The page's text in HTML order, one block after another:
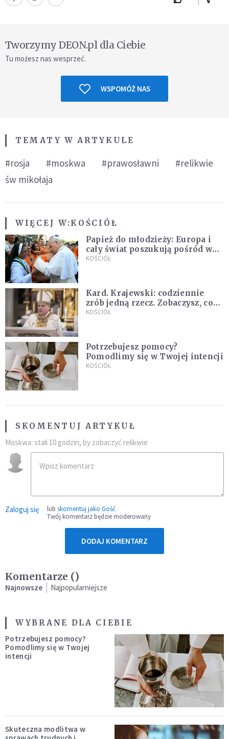
Tworzymy DEON.pl dla Ciebie
Tu możesz nas wesprzeć.
WSPOMÓŻ NAS
TEMATY W ARTYKULE
#rosja #moskwa #prawosławni
#relikwie
św mikołaja
WIĘCEJ W:KOŚCIÓŁ
Papież do młodzieży: Europa i
cały świat poszukują pośród was
nowych świętych
KOŚCIÓŁ
Kard. Krajewski: codziennie
zrób jedną rzecz. Zobaczysz, co
stanie się z twoim życiem
KOŚCIÓŁ
Potrzebujesz pomocy?
Pomodlimy się w Twojej intencji
KOŚCIÓŁ
SKOMENTUJ ARTYKUŁ
Moskwa: stali 10 godzin, by zobaczyć relikwie
Zaloguj się lub skomentuj jako Gość
Twój komentarz będzie moderowany
DODAJ KOMENTARZ
Komentarze ()
Najnowsze Najpopularniejsze
WYBRANE DLA CIEBIE
Potrzebujesz pomocy?
Pomodlimy się w Twojej
intencji
Skuteczna modlitwa w